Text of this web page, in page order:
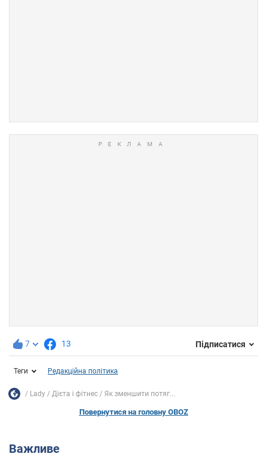
7 13 Підписатися
Теги Редакційна політика
Lady Дієта і фітнес Як зменшити потяг...
Повернутися на головну OBOZ
Важливе